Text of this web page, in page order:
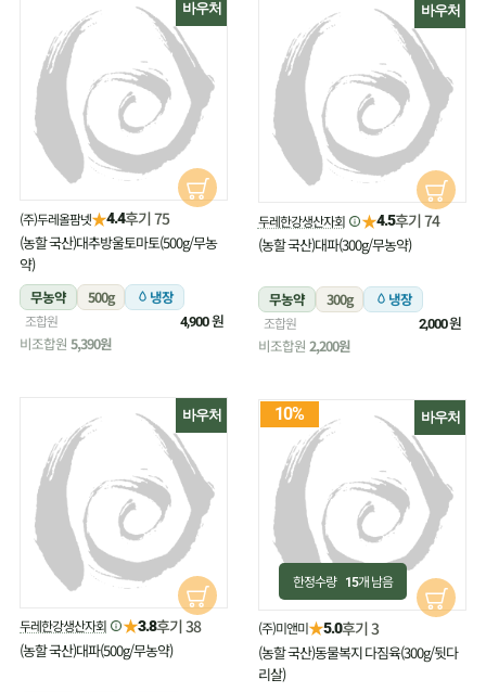
바우처
(주)두레올팜넷★4.4후기 75
(농할 국산)대추방울토마토(500g/무농
약)
무농약
500g 냉장
조합원 4,900원
비조합원 5,390원
바우처
두레한강생산자회 ★4.5후기 74
(농할 국산)대파(300g/무농약)
무농약 300g 냉장
조합원 2,000원
비조합원 2,200원
바우처
두레한강생산자회 ★3.8후기 38
(농할 국산)대파(500g/무농약)
바우처
10%
한정수량 15개 남음
(주)미앤미★5.0후기 3
(농할 국산)동물복지 다짐육(300g/뒷다
리살)